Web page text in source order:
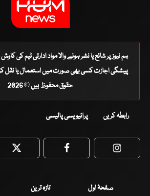
ہم نیوز پر شائع یا نشر ہونے والا مواد ادارتی ٹیم کی
پیشگی اجازت کسی بھی صورت میں استعمال یا نقل
حقوق محفوظ ہیں © 2026
رابطہ کریں پرائیویسی پالیسی
Twitter Facebook
صفحۂ اول تازہ ترین